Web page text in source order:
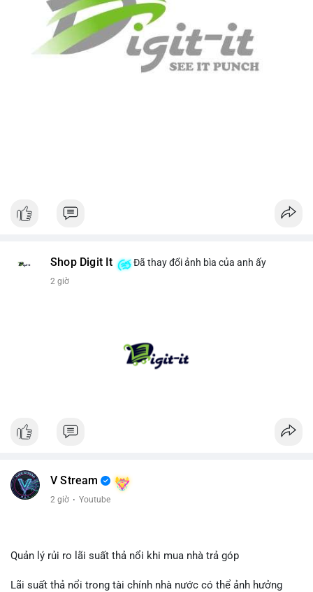
Shop Digit It Đã thay đổi ảnh bìa của anh ấy
2 giờ
V Stream
2 giờ · Youtube
Quản lý rủi ro lãi suất thả nổi khi mua nhà trả góp
Lãi suất thả nổi trong tài chính nhà nước có thể ảnh hưởng